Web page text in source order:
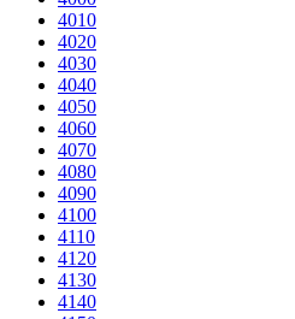
4010
4020
4030
4040
4050
4060
4070
4080
4090
4100
4110
4120
4130
4140